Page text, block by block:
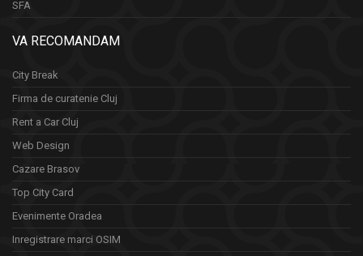
SFA
VA RECOMANDAM
City Break
Firma de curatenie Cluj
Rent a Car Cluj
Web Design
Cazare Brasov
Top City Card
Evenimente Oradea
Inregistrare marci OSIM